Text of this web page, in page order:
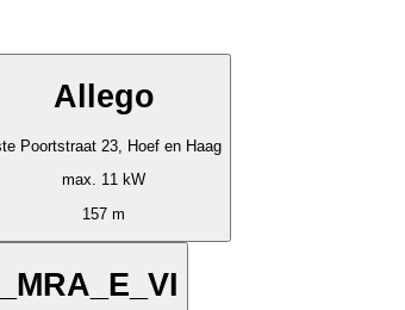
Allego
Poortstraat 23, Hoef en Haag
max. 11 kW
157 m